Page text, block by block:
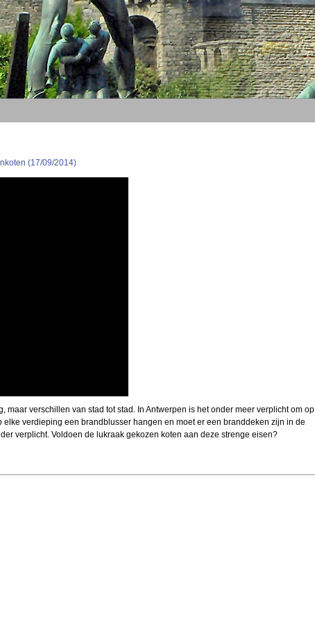
(17/09/2014)
verschillen van stad tot stad. In Antwerpen is het onder meer verplicht om op
verdieping een brandblusser hangen en moet er een branddeken zijn in de
verplicht. Voldoen de lukraak gekozen koten aan deze strenge eisen?